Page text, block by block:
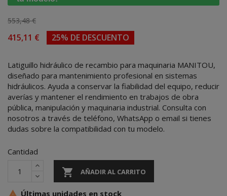
553,48 €
415,11 € 25% DE DESCUENTO
Latiguillo hidráulico de recambio para maquinaria MANITOU,
diseñado para mantenimiento profesional en sistemas
hidráulicos. Ayuda a conservar la fiabilidad del equipo, reducir
averías y mantener el rendimiento en trabajos de obra
pública, manipulación y maquinaria industrial. Consulta con
nosotros a través de teléfono, WhatsApp o email si tienes
dudas sobre la compatibilidad con tu modelo.
Cantidad
 AÑADIR AL CARRITO
Últimas unidades en stock